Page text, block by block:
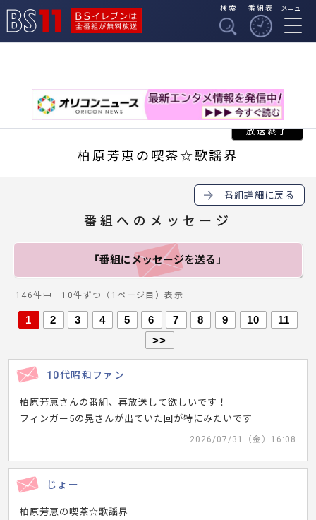
BSイレブンは全番組
検索 番組表 メニュー
柏原芳恵の喫茶☆歌謡界
番組詳細に戻る
番組へのメッセージ
「番組にメッセージを送る」
146件中 10件ずつ（1ページ目）表示
1 2 3 4 5 6 7 8 9 10
11
>>
10代昭和ファン
柏原芳恵さんの番組、再放送して欲しいです！
フィンガー5の晃さんが出ていた回が特にみたいです
2026/07/31（金）16:08
じょー
柏原芳恵の喫茶☆歌謡界